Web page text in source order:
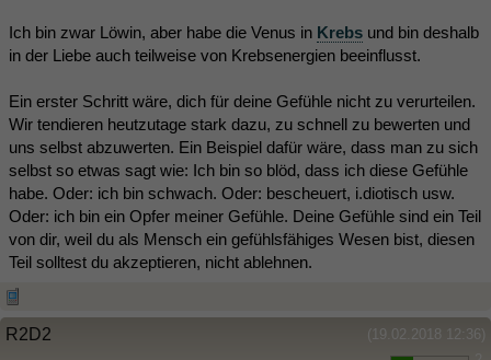
Ich bin zwar Löwin, aber habe die Venus in Krebs und bin deshalb
in der Liebe auch teilweise von Krebsenergien beeinflusst.
Ein erster Schritt wäre, dich für deine Gefühle nicht zu verurteilen.
Wir tendieren heutzutage stark dazu, zu schnell zu bewerten und
uns selbst abzuwerten. Ein Beispiel dafür wäre, dass man zu sich
selbst so etwas sagt wie: Ich bin so blöd, dass ich diese Gefühle
habe. Oder: ich bin schwach. Oder: bescheuert, i.diotisch usw.
Oder: ich bin ein Opfer meiner Gefühle. Deine Gefühle sind ein Teil
von dir, weil du als Mensch ein gefühlsfähiges Wesen bist, diesen
Teil solltest du akzeptieren, nicht ablehnen.
(19.02.2018 12:36)
R2D2